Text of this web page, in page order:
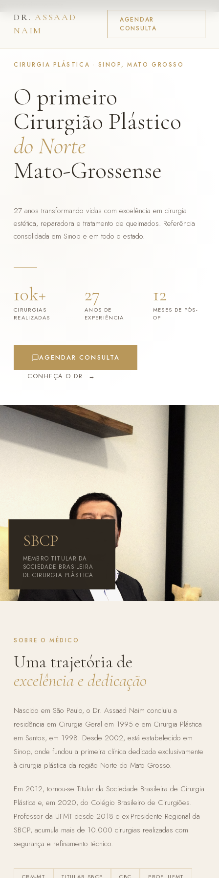
DR.ASSAAD
NAIM
AGENDAR
CONSULTA
CIRURGIA PLÁSTICA · SINOP, MATO GROSSO
O primeiro
Cirurgião Plástico
do Norte
Mato-Grossense
27 anos transformando vidas com excelência em cirurgia
estética, reparadora e tratamento de queimados. Referência
consolidada em Sinop e em todo o estado.
10k+
CIRURGIAS
REALIZADAS
27
ANOS DE
EXPERIÊNCIA
12
MESES DE PÓS-
OP
AGENDAR CONSULTA
CONHEÇA O DR. →
SBCP
MEMBRO TITULAR DA
SOCIEDADE BRASILEIRA
DE CIRURGIA PLÁSTICA
SOBRE O MÉDICO
Uma trajetória de
excelência e dedicação
Nascido em São Paulo, o Dr. Assaad Naim concluiu a
residência em Cirurgia Geral em 1995 e em Cirurgia Plástica
em Santos, em 1998. Desde 2002, está estabelecido em
Sinop, onde fundou a primeira clínica dedicada exclusivamente
à cirurgia plástica da região Norte do Mato Grosso.
Em 2012, tornou-se Titular da Sociedade Brasileira de Cirurgia
Plástica e, em 2020, do Colégio Brasileiro de Cirurgiões.
Professor da UFMT desde 2018 e ex-Presidente Regional da
SBCP, acumula mais de 10.000 cirurgias realizadas com
segurança e refinamento técnico.